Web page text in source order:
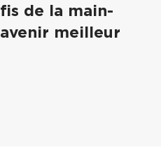
de la main-
meilleur